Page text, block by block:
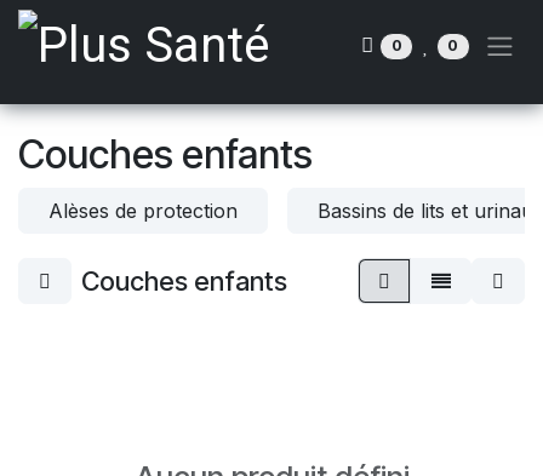
Se rendre au contenu
0 0
Couches enfants
Alèses de protection Bassins de lits et urinaux
Couches enfants